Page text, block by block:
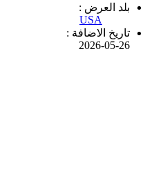
بلد العرض :
USA
تاريخ الاضافة :
2026-05-26